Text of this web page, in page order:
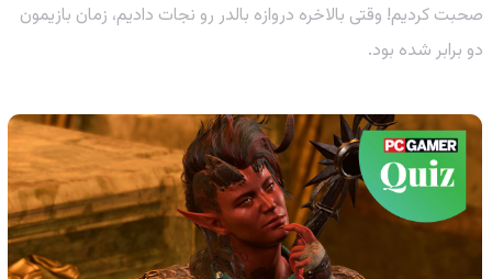
صحبت کردیم! وقتی بالاخره دروازه بالدر رو نجات دادیم، زمان بازیمون
دو برابر شده بود.